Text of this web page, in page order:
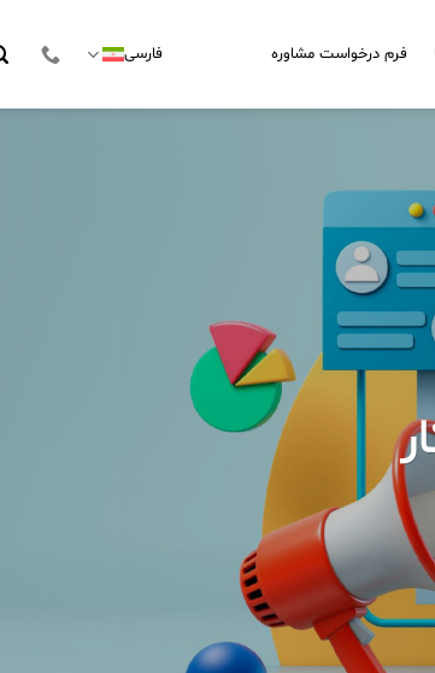
فرم درخواست مشاوره فارسی